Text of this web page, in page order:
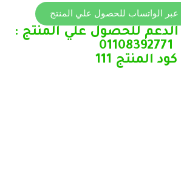
عبر الواتساب للحصول علي المنتج
للحصول علي المنتج :
01108392771
كود المنتج 111